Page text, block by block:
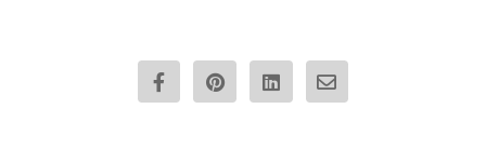
F
a
c
P
i
n
L
i
n
E
n
v